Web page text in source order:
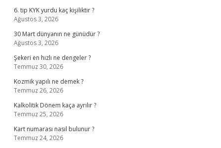
6. tip KYK yurdu kaç kişiliktir ?
Ağustos 3, 2026
30 Mart dünyanın ne günüdür ?
Ağustos 3, 2026
Şekeri en hızlı ne dengeler ?
Temmuz 30, 2026
Kozmik yapılı ne demek ?
Temmuz 26, 2026
Kalkolitik Dönem kaça ayrılır ?
Temmuz 25, 2026
Kart numarası nasıl bulunur ?
Temmuz 24, 2026